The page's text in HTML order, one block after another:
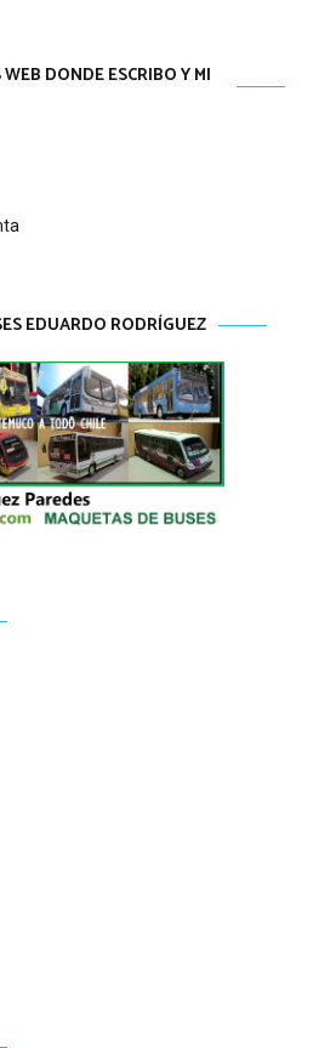
DONDE ESCRIBO Y MI
EDUARDO RODRÍGUEZ